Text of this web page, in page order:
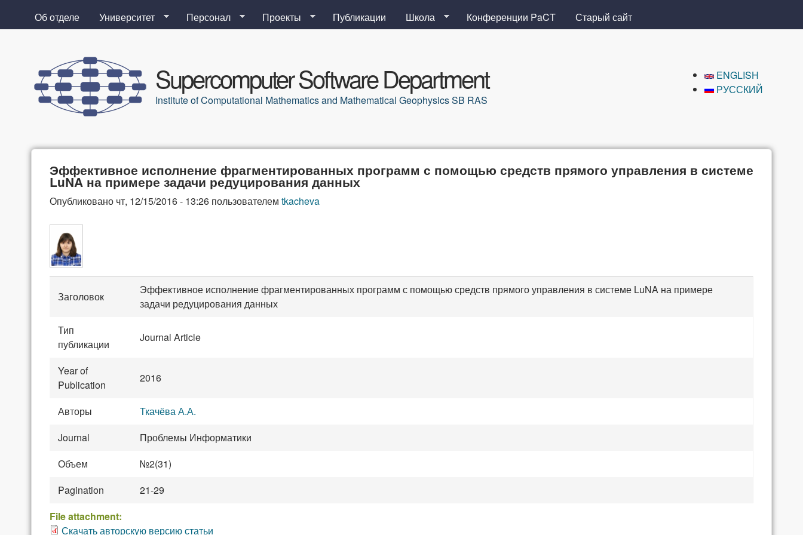
содержанию
Об отделе Университет Персонал Проекты Публикации Школа Конференции PaCT Старый сайт
Supercomputer Software Department
Institute of Computational Mathematics and Mathematical Geophysics SB RAS
ENGLISH
РУССКИЙ
Эффективное исполнение фрагментированных программ с помощью средств прямого управления в системе
LuNA на примере задачи редуцирования данных
Опубликовано чт, 12/15/2016 - 13:26 пользователем tkacheva
Заголовок
Эффективное исполнение фрагментированных программ с помощью средств прямого управления в системе LuNA на примере
задачи редуцирования данных
Тип
публикации
Journal Article
Year of
Publication
2016
Авторы
Ткачёва А.А.
Journal
Проблемы Информатики
Объем
№2(31)
Pagination
21-29
File attachment:
Скачать авторскую версию статьи